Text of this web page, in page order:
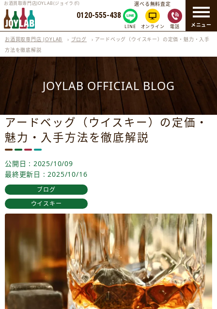
メニュー
お酒買取専門店JOYLAB(ジョイラボ)
0120-555-438
選べる無料査定
LINE オンライン 電話
お酒買取専門店 JOYLAB › ブログ › アードベッグ（ウイスキー）の定価・魅力・入手
方法を徹底解説
JOYLAB OFFICIAL BLOG
アードベッグ（ウイスキー）の定価・
魅力・入手方法を徹底解説
公開日 : 2025/10/09
最終更新日 : 2025/10/16
ブログ
ウイスキー